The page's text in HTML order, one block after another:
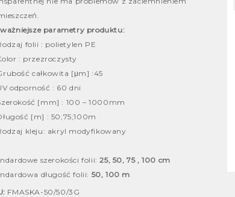
parametry produktu:
folii : polietylen PE
: przezroczysty
całkowita [μm] :45
odporność : 60 dni
[mm] : 100 – 1000mm
[m] : 50;75;100m
kleju: akryl modyfikowany
szerokości folii: 25, 50, 75 , 100 cm
długość folii: 50, 100 m
FMASKA-50/50/3G